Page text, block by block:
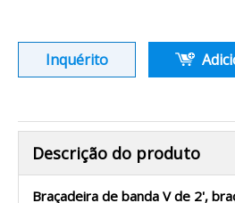
Inquérito
Descrição do produto
Braçadeira de banda V de 2',